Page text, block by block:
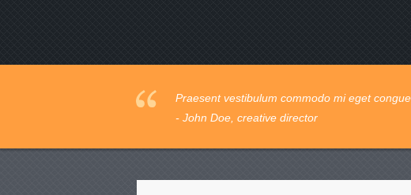
Praesent vestibulum commodo mi eget
- John Doe, creative director